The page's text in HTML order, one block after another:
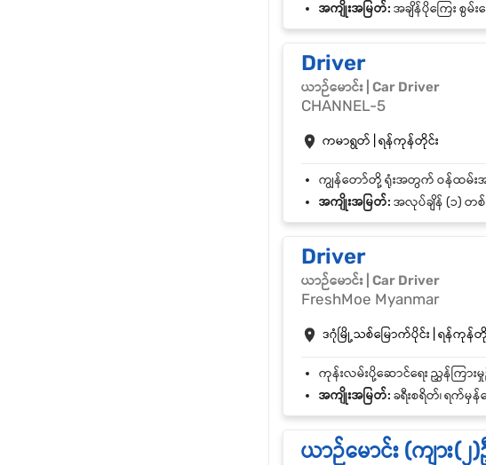
အကျိုးအမြတ်: အချိန်ပိုကြေး စွ
Driver
ယာဉ်မောင်း | Car Driver
CHANNEL-5
ကမာရွတ် | ရန်ကုန်တိုင်း
အကျိုးအမြတ်: အလုပ်ချိန် (၁) တစ်ပတ် ၆
Driver
ယာဉ်မောင်း | Car Driver
FreshMoe Myanmar
ဒဂုံမြို့သစ်မြောက်ပိုင်း | ရန်ကုန်တို
အကျိုးအမြတ်: ခရီးစရိတ်၊ ရက်မှန်
ယာဉ်မောင်း (ကျား(၂)